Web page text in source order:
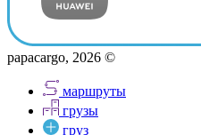
papacargo, 2026 ©
маршруты
грузы
груз